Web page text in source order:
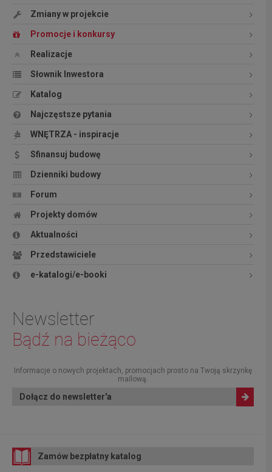
Zmiany w projekcie
Promocje i konkursy
Realizacje
Słownik Inwestora
Katalog
Najczęstsze pytania
WNĘTRZA - inspiracje
Sfinansuj budowę
Dzienniki budowy
Forum
Projekty domów
Aktualności
Przedstawiciele
e-katalogi/e-booki
Newsletter
Bądź na bieżąco
Informacje o nowych projektach, promocjach prosto na Twoją skrzynkę
mailową.
Dołącz do newsletter'a
Zamów bezpłatny katalog